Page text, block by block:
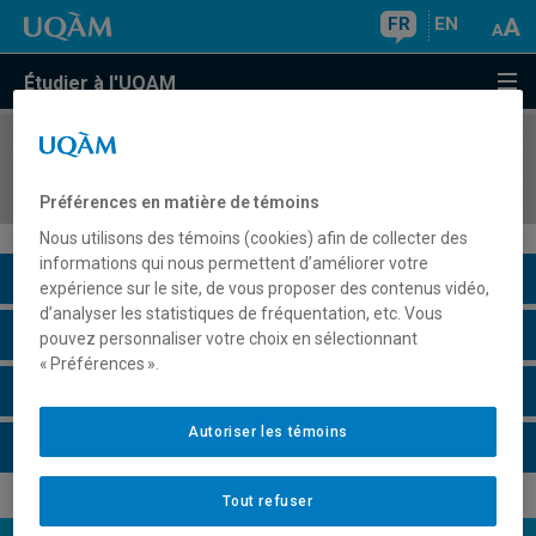
FR EN
Étudier à l'UQAM
COURS//
Description du cours
Horaire - Été 2026
Préférences en matière de témoins
Nous utilisons des témoins (cookies) afin de collecter des
informations qui nous permettent d’améliorer votre
expérience sur le site, de vous proposer des contenus vidéo,
d’analyser les statistiques de fréquentation, etc. Vous
pouvez personnaliser votre choix en sélectionnant
« Préférences ».
Tout refuser
Autoriser les témoins